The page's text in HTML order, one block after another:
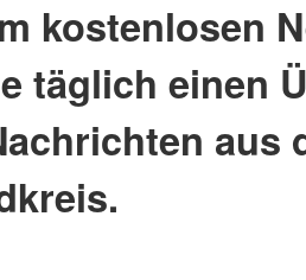
kostenlosen
täglich einen
aus